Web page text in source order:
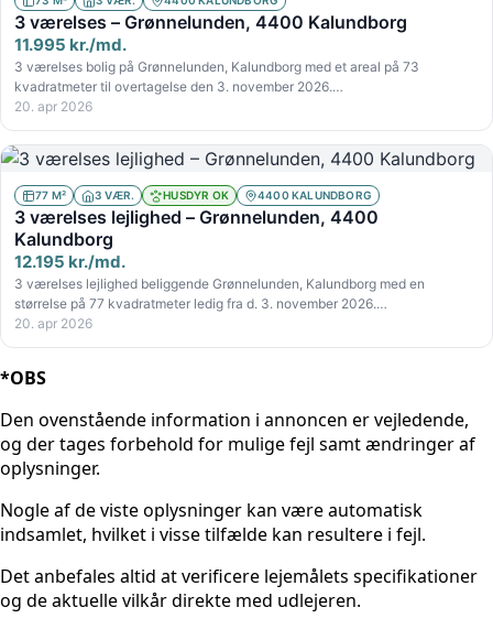
3 værelses – Grønnelunden, 4400 Kalundborg
11.995 kr./md.
3 værelses bolig på Grønnelunden, Kalundborg med et areal på 73
kvadratmeter til overtagelse den 3. november 2026.…
20. apr 2026
77 M² 3 VÆR. HUSDYR OK 4400 KALUNDBORG
3 værelses lejlighed – Grønnelunden, 4400
Kalundborg
12.195 kr./md.
3 værelses lejlighed beliggende Grønnelunden, Kalundborg med en
størrelse på 77 kvadratmeter ledig fra d. 3. november 2026.…
20. apr 2026
*OBS
Den ovenstående information i annoncen er vejledende,
og der tages forbehold for mulige fejl samt ændringer af
oplysninger.
Nogle af de viste oplysninger kan være automatisk
indsamlet, hvilket i visse tilfælde kan resultere i fejl.
Det anbefales altid at verificere lejemålets specifikationer
og de aktuelle vilkår direkte med udlejeren.